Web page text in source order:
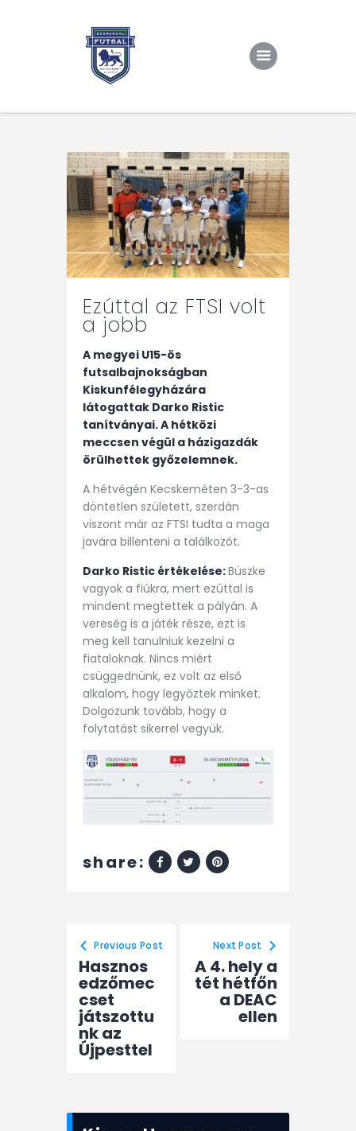
Rólunk/TAO
Eredmények, csapat
Hírek
Kapcsolat
Ezúttal az FTSI volt
a jobb
A megyei U15-ös
futsalbajnokságban
Kiskunfélegyházára
látogattak Darko Ristic
tanítványai. A hétközi
meccsen végül a házigazdák
örülhettek győzelemnek.
A hétvégén Kecskeméten 3-3-as
döntetlen született, szerdán
viszont már az FTSI tudta a maga
javára billenteni a találkozót.
Darko Ristic értékelése:Büszke
vagyok a fiúkra, mert ezúttal is
mindent megtettek a pályán. A
vereség is a játék része, ezt is
meg kell tanulniuk kezelni a
fiataloknak. Nincs miért
csüggednünk, ez volt az első
alkalom, hogy legyőztek minket.
Dolgozunk tovább, hogy a
folytatást sikerrel vegyük.
share:
Previous Post
Hasznos
edzőmec
cset
játszottu
nk az
Újpesttel
Next Post
A 4. hely a
tét hétfőn
a DEAC
ellen